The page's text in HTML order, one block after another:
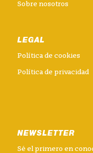
Sobre nosotros
LEGAL
Política de cookies
Política de privacidad
NEWSLETTER
Sé el primero en